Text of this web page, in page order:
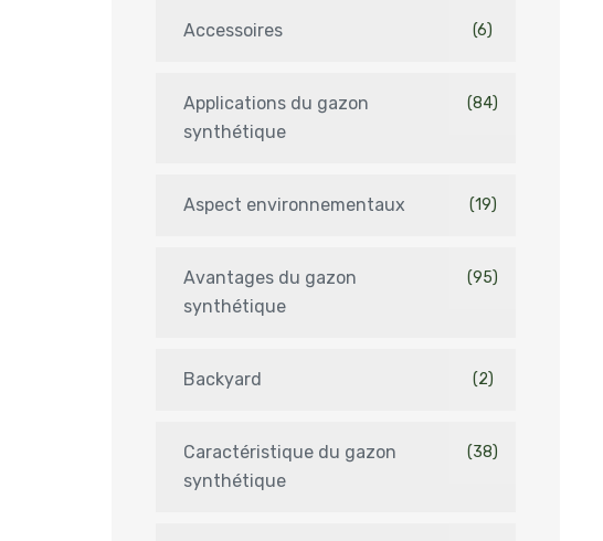
Accessoires (6)
Applications du gazon
synthétique
(84)
Aspect environnementaux (19)
Avantages du gazon
synthétique
(95)
Backyard (2)
Caractéristique du gazon
synthétique
(38)